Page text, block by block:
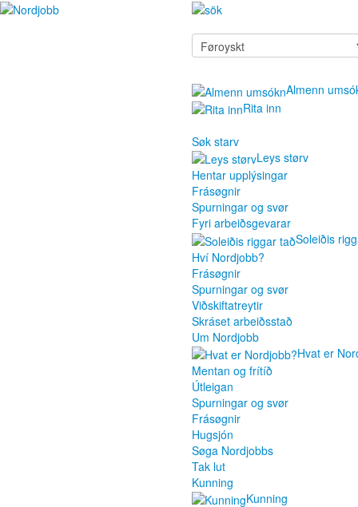
Almenn
Rita inn
Søk starv
Leys størv
Hentar upplýsingar
Frásøgnir
Spurningar og svør
Fyri arbeiðsgevarar
Soleiðis
Hví Nordjobb?
Frásøgnir
Spurningar og svør
Viðskiftatreytir
Skráset arbeiðsstað
Um Nordjobb
Hvat er
Mentan og frítíð
Útleigan
Spurningar og svør
Frásøgnir
Hugsjón
Søga Nordjobbs
Tak lut
Kunning
Kunning